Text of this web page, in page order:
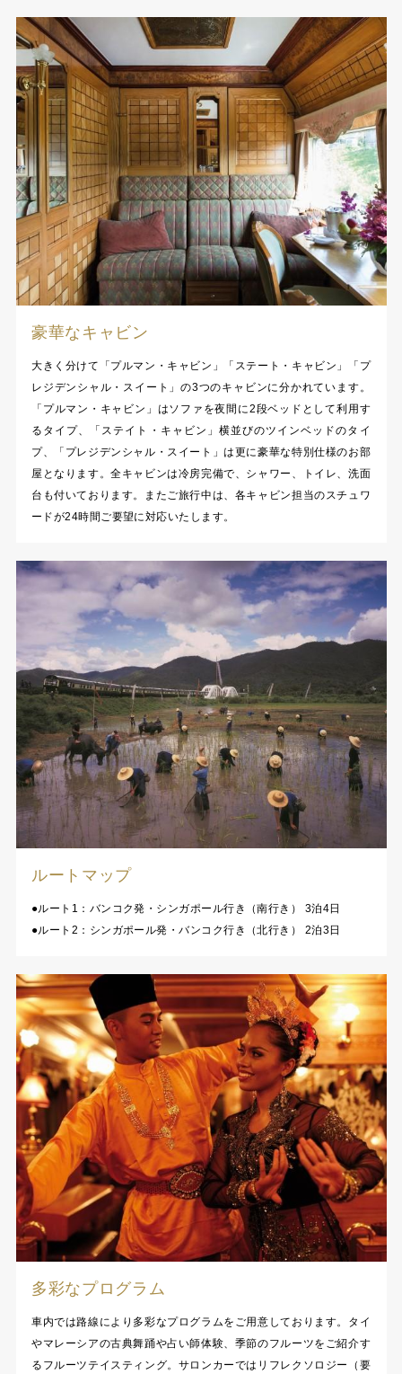
豪華なキャビン
大きく分けて「プルマン・キャビン」「ステート・キャビン」「プ
レジデンシャル・スイート」の3つのキャビンに分かれています。
「プルマン・キャビン」はソファを夜間に2段ベッドとして利用す
るタイプ、「ステイト・キャビン」横並びのツインベッドのタイ
プ、「プレジデンシャル・スイート」は更に豪華な特別仕様のお部
屋となります。全キャビンは冷房完備で、シャワー、トイレ、洗面
台も付いております。またご旅行中は、各キャビン担当のスチュワ
ードが24時間ご要望に対応いたします。
ルートマップ
●ルート1：バンコク発・シンガポール行き（南行き） 3泊4日
●ルート2：シンガポール発・バンコク行き（北行き） 2泊3日
多彩なプログラム
車内では路線により多彩なプログラムをご用意しております。タイ
やマレーシアの古典舞踊や占い師体験、季節のフルーツをご紹介す
るフルーツテイスティング。サロンカーではリフレクソロジー（要